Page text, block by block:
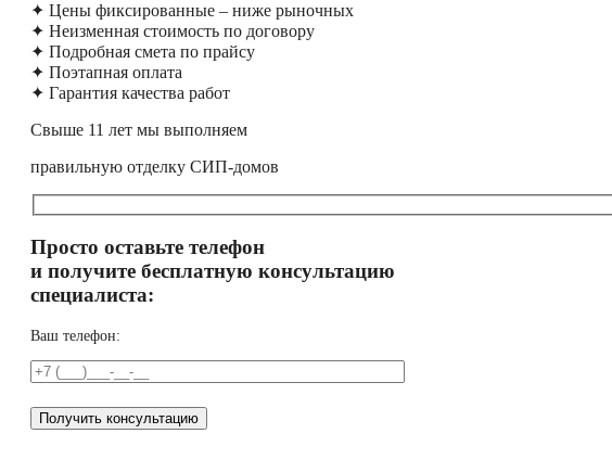
✦ Цены фиксированные – ниже рыночных
✦ Неизменная стоимость по договору
✦ Подробная смета по прайсу
✦ Поэтапная оплата
✦ Гарантия качества работ
Свыше 11 лет мы выполняем
правильную отделку СИП-домов
Просто оставьте телефон
и получите бесплатную консультацию
специалиста:
Ваш телефон: